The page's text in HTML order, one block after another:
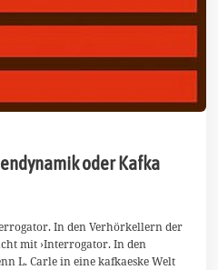
oder Kafka
In den Verhörkellern der
mit ›Interrogator. In den
L. Carle in eine kafkaeske Welt